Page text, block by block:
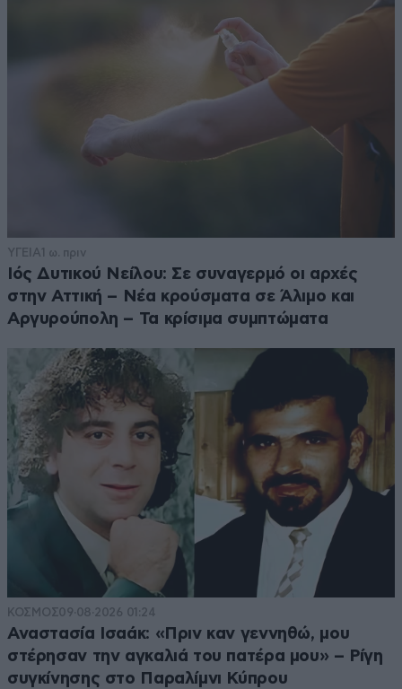
ΥΓΕΙΑ1 ω. πριν
Ιός Δυτικού Νείλου: Σε συναγερμό οι αρχές
στην Αττική – Νέα κρούσματα σε Άλιμο και
Αργυρούπολη – Τα κρίσιμα συμπτώματα
ΚΟΣΜΟΣ09·08·2026 01:24
Αναστασία Ισαάκ: «Πριν καν γεννηθώ, μου
στέρησαν την αγκαλιά του πατέρα μου» – Ρίγη
συγκίνησης στο Παραλίμνι Κύπρου